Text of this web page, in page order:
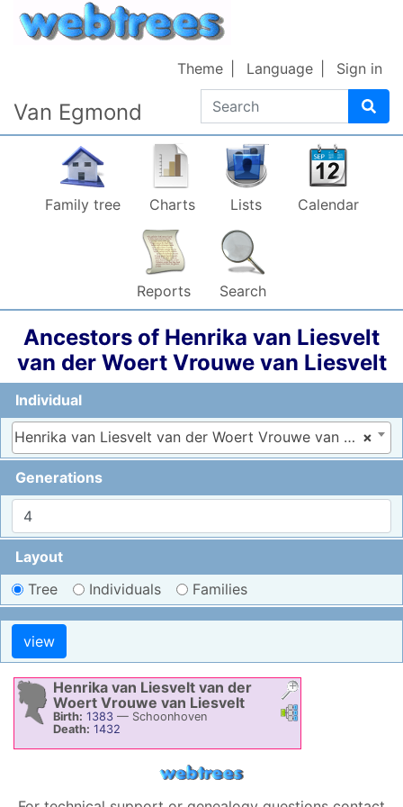
Skip to content
Van Egmond Search
Theme Language Sign in
Family tree Charts Lists Calendar
Reports Search
Ancestors of Henrika van Liesvelt
van der WoertVrouwe van Liesvelt
Individual
×
Henrika van Liesvelt van der Woert Vrouwe van Liesvelt, 1383–1432
Generations
Layout
Tree
Individuals Families
Links
Henrika van Liesvelt van der
Woert Vrouwe van Liesvelt
Birth: 1383 — Schoonhoven
Death: 1432